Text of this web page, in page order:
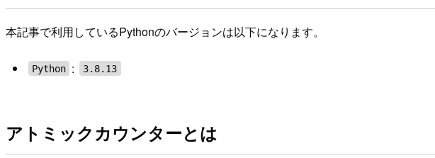
本記事で利用しているPythonのバージョンは以下になります。
Python : 3.8.13
アトミックカウンターとは